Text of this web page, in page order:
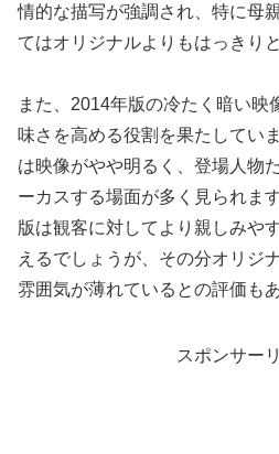
情的な描写が強調され、特に母
てはオリジナルよりもはっきり
また、2014年版の冷たく暗い映
味さを高める役割を果たしてい
は映像がやや明るく、登場人物
ーカスする場面が多く見られま
版は観客に対してより親しみや
えるでしょうが、その分オリジ
雰囲気が薄れているとの評価も
スポンサー